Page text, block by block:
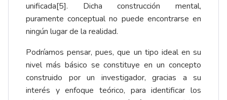
unificada[5]. Dicha construcción mental,
puramente conceptual no puede encontrarse en
ningún lugar de la realidad.
Podríamos pensar, pues, que un tipo ideal en su
nivel más básico se constituye en un concepto
construido por un investigador, gracias a su
interés y enfoque teórico, para identificar los